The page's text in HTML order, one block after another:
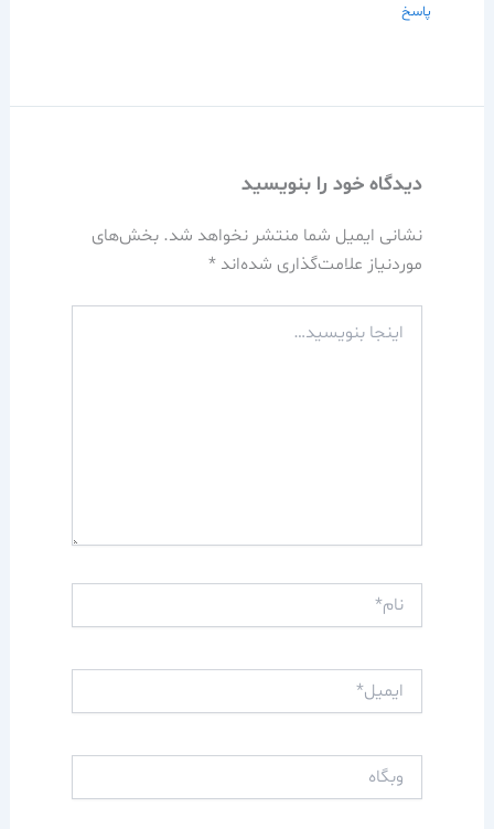
پاسخ
دیدگاه‌ خود را بنویسید
نشانی ایمیل شما منتشر نخواهد شد. بخش‌های
موردنیاز علامت‌گذاری شده‌اند *
بنویسید…